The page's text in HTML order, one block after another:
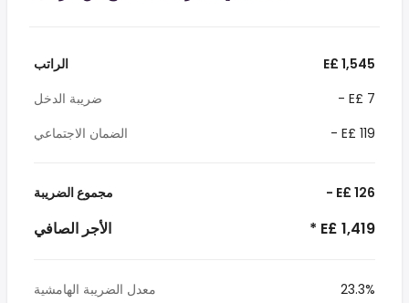
الراتب
E£ 1,545
ضريبة الدخل
- E£ 7
الضمان الاجتماعي
- E£ 119
مجموع الضريبة - E£ 126
الأجر الصافي * E£ 1,419
معدل الضريبة الهامشية
23.3%